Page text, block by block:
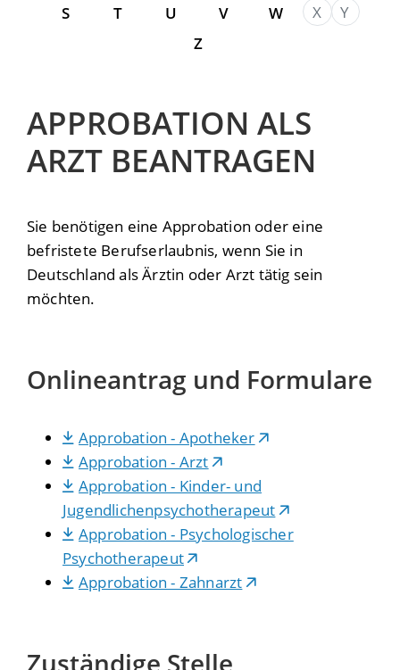
S
T U V W X
Y
Z
APPROBATION ALS
ARZT BEANTRAGEN
Sie benötigen eine Approbation oder eine
befristete Berufserlaubnis, wenn Sie in
Deutschland als Ärztin oder Arzt tätig sein
möchten.
Onlineantrag und Formulare
Approbation - Apotheker
Approbation - Arzt
Approbation - Kinder- und
Jugendlichenpsychotherapeut
Approbation - Psychologischer
Psychotherapeut
Approbation - Zahnarzt
Zuständige Stelle